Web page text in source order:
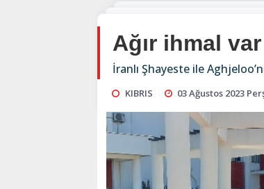
Ağır ihmal var
İranlı Şhayeste ile
KIBRIS 03 Ağustos 2023